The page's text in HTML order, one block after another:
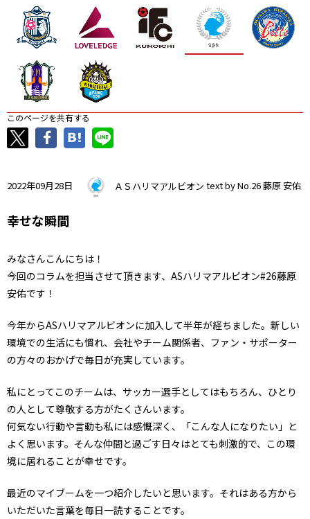
このページを共有する
2022年09月28日 ＡＳハリマアルビオン text by No.26 藤原 安佑
幸せな瞬間
みなさんこんにちは！
今回のコラムを担当させて頂きます、ASハリマアルビオン#26藤原
安佑です！
今年からASハリマアルビオンに加入して半年が経ちました。新しい
環境での生活にも慣れ、会社やチーム関係者、ファン・サポーター
の方々のおかげで毎日が充実しています。
私にとってこのチームは、サッカー選手としてはもちろん、ひとり
の人として尊敬する方がたくさんいます。
何気ない行動や言動も私には感慨深く、「こんな人になりたい」と
よく思います。そんな仲間と過ごす日々はとても刺激的で、この環
境に居れることが幸せです。
最近のマイブームを一つ紹介したいと思います。それはある方から
いただいた言葉を毎日一読することです。